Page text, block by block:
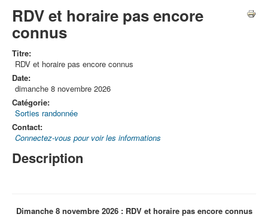
RDV et horaire pas encore
connus
Titre:
RDV et horaire pas encore connus
Date:
dimanche 8 novembre 2026
Catégorie:
Sorties randonnée
Contact:
Connectez-vous pour voir les informations
Description
Dimanche 8 novembre 2026 : RDV et horaire pas encore connus